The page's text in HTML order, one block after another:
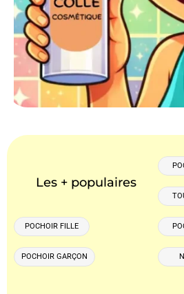
Les + populaires
POCHOIR FILLE
POCHOIR GARÇON